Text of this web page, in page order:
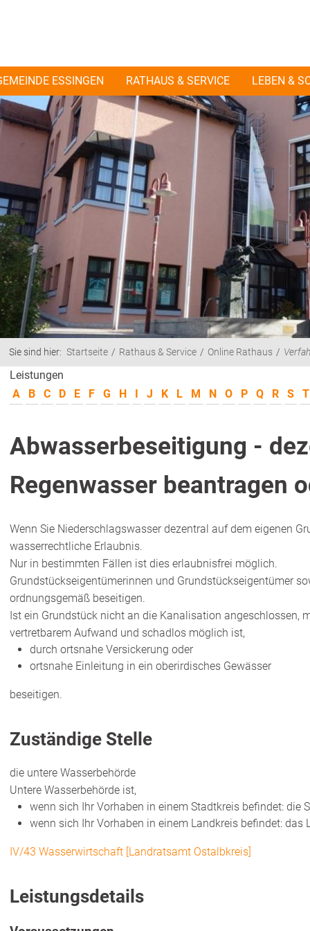
ESSINGEN RATHAUS & SERVICE LEBEN &
Sie sind hier: Startseite Rathaus & Service Online Rathaus
Leistungen
A
B C D E F G H I J K L M N O P Q R S T
Abwasserbeseitigung -
Regenwasser beantragen
Wenn Sie Niederschlagswasser dezentral auf dem eigenen
wasserrechtliche Erlaubnis.
Nur in bestimmten Fällen ist dies erlaubnisfrei möglich.
Grundstückseigentümerinnen und Grundstückseigentümer
ordnungsgemäß beseitigen.
Ist ein Grundstück nicht an die Kanalisation angeschlossen,
vertretbarem Aufwand und schadlos möglich ist,
durch ortsnahe Versickerung oder
ortsnahe Einleitung in ein oberirdisches Gewässer
beseitigen.
Zuständige Stelle
die untere Wasserbehörde
Untere Wasserbehörde ist,
wenn sich Ihr Vorhaben in einem Stadtkreis befindet: die
wenn sich Ihr Vorhaben in einem Landkreis befindet: das
IV/43 Wasserwirtschaft [Landratsamt Ostalbkreis]
Leistungsdetails